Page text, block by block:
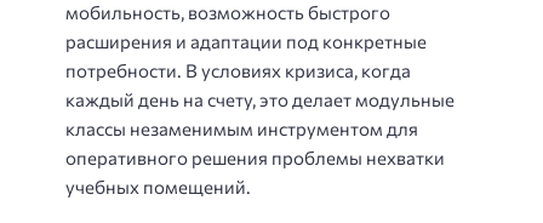
мобильность, возможность быстрого
расширения и адаптации под конкретные
потребности. В условиях кризиса, когда
каждый день на счету, это делает модульные
классы незаменимым инструментом для
оперативного решения проблемы нехватки
учебных помещений.